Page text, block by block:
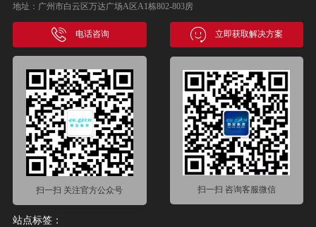
地址：广州市白云区万达广场A区A1栋802-803房
电话咨询 立即获取解决方案
扫一扫 关注官方公众号 扫一扫 咨询客服微信
站点标签：